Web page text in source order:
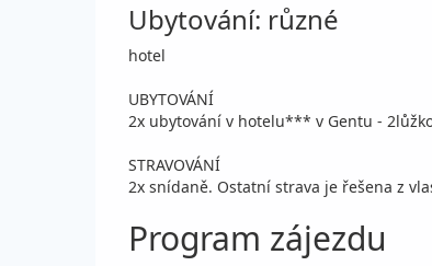
Ubytování: různé
hotel
UBYTOVÁNÍ
2x ubytování v hotelu*** v Gentu -
STRAVOVÁNÍ
2x snídaně. Ostatní strava je řešena z
Program zájezdu